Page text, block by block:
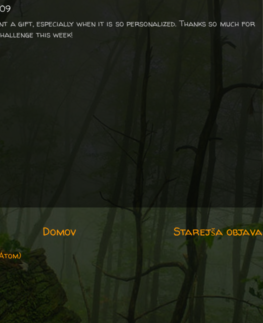
a gift, especially when it is so personalized. Thanks so much for
this week!
Starejša objava
Domov